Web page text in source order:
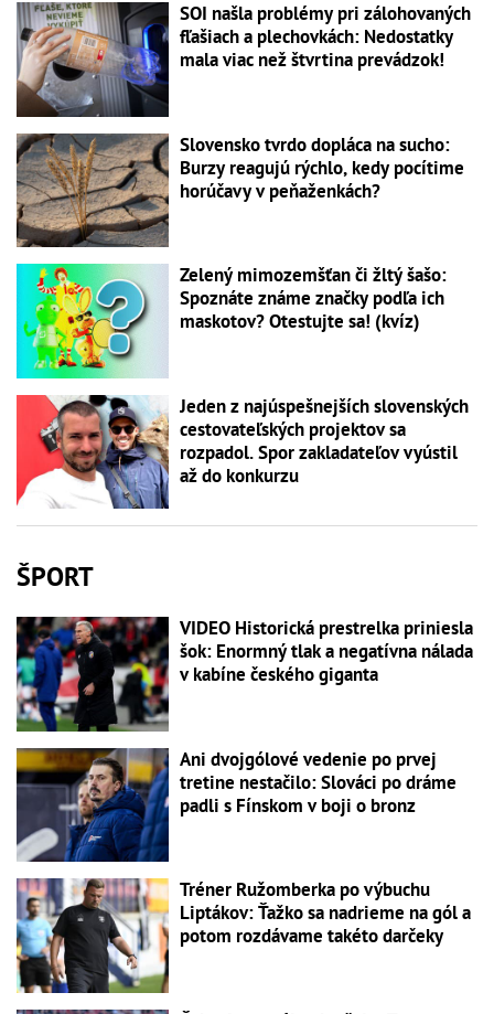
SOI našla problémy pri zálohovaných
fľašiach a plechovkách: Nedostatky
mala viac než štvrtina prevádzok!
Slovensko tvrdo dopláca na sucho:
Burzy reagujú rýchlo, kedy pocítime
horúčavy v peňaženkách?
Zelený mimozemšťan či žltý šašo:
Spoznáte známe značky podľa ich
maskotov? Otestujte sa! (kvíz)
Jeden z najúspešnejších slovenských
cestovateľských projektov sa
rozpadol. Spor zakladateľov vyústil
až do konkurzu
ŠPORT
VIDEO Historická prestrelka priniesla
šok: Enormný tlak a negatívna nálada
v kabíne českého giganta
Ani dvojgólové vedenie po prvej
tretine nestačilo: Slováci po dráme
padli s Fínskom v boji o bronz
Tréner Ružomberka po výbuchu
Liptákov: Ťažko sa nadrieme na gól a
potom rozdávame takéto darčeky